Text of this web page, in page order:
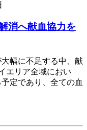
消へ献血協力を
幅に不足する中、献
エリア全域におい
定であり、全ての血